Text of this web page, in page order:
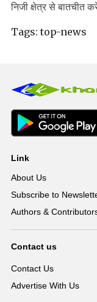
निजी क्षेत्र से बातचीत
Tags: top-news
Link
About Us
Subscribe to
Authors &
Contact us
Contact Us
Advertise With Us